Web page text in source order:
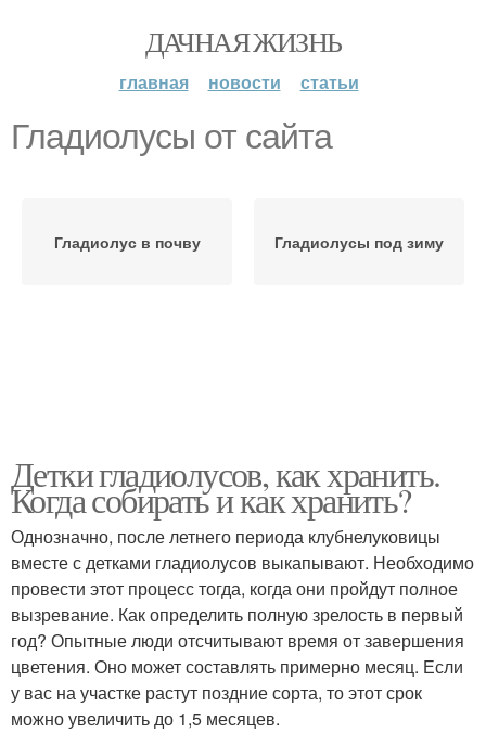
ДАЧНАЯ ЖИЗНЬ
главная новости статьи
Гладиолусы от сайта
Гладиолус в почву Гладиолусы под зиму
Детки гладиолусов, как хранить.
Когда собирать и как хранить?
Однозначно, после летнего периода клубнелуковицы
вместе с детками гладиолусов выкапывают. Необходимо
провести этот процесс тогда, когда они пройдут полное
вызревание. Как определить полную зрелость в первый
год? Опытные люди отсчитывают время от завершения
цветения. Оно может составлять примерно месяц. Если
у вас на участке растут поздние сорта, то этот срок
можно увеличить до 1,5 месяцев.